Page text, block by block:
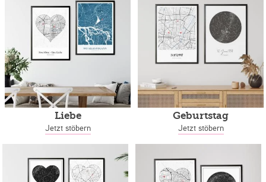
Liebe
Jetzt stöbern
Geburtstag
Jetzt stöbern